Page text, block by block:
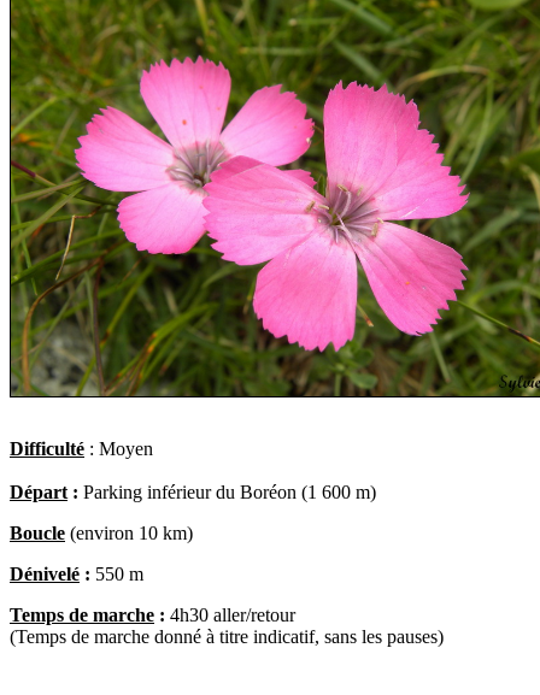
Difficulté : Moyen
Départ : Parking inférieur du Boréon (1 600 m)
Boucle (environ 10 km)
Dénivelé : 550 m
Temps de marche : 4h30 aller/retour
(Temps de marche donné à titre indicatif, sans les pauses)